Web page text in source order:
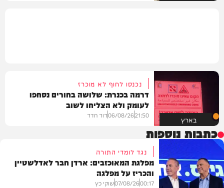
בארץ
נכנסו לחוף לא מוכרז
דרמה בכנרת: שלושה בחורים נסחפו
לעומק ולא הצליחו לשוב
21:50
06/08/26דוד חדד
כתבות נוספות
נגד לומדי התורה
מפלגת המאוכזבים: ארדן חבר לאדלשטיין
והכריז על מפלגה
00:17
07/08/26שוקי כץ